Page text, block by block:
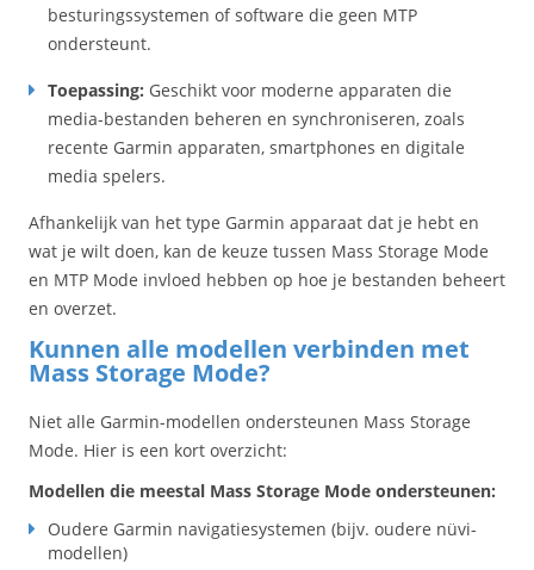
besturingssystemen of software die geen MTP
ondersteunt.
Toepassing: Geschikt voor moderne apparaten die
media-bestanden beheren en synchroniseren, zoals
recente Garmin apparaten, smartphones en digitale
media spelers.
Afhankelijk van het type Garmin apparaat dat je hebt en
wat je wilt doen, kan de keuze tussen Mass Storage Mode
en MTP Mode invloed hebben op hoe je bestanden beheert
en overzet.
Kunnen alle modellen verbinden met
Mass Storage Mode?
Niet alle Garmin-modellen ondersteunen Mass Storage
Mode. Hier is een kort overzicht:
Modellen die meestal Mass Storage Mode ondersteunen:
Oudere Garmin navigatiesystemen (bijv. oudere nüvi-
modellen)